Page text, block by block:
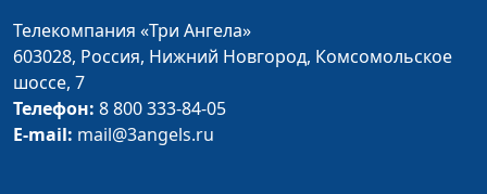
Сладкий плов
Анна Ронжина,
#8
Домашние мюсли
Телекомпания «Три Ангела»
603028, Россия, Нижний Новгород, Комсомольское
шоссе, 7
Телефон: 8 800 333-84-05
E-mail: mail@3angels.ru